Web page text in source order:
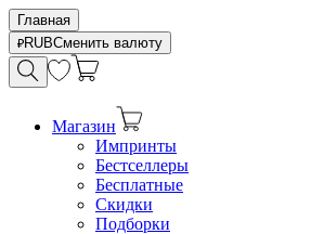
Главная
RUBСменить валюту
Магазин
Импринты
Бестселлеры
Бесплатные
Скидки
Подборки